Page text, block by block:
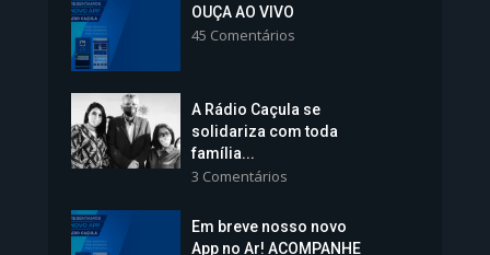
Colégios da Polícia...
Vice-Prefeita Sheila Lemos
OUÇA AO VIVO
45 Comentários
A Rádio Caçula se
solidariza com toda
família...
3 Comentários
Em breve nosso novo
App no Ar! ACOMPANHE